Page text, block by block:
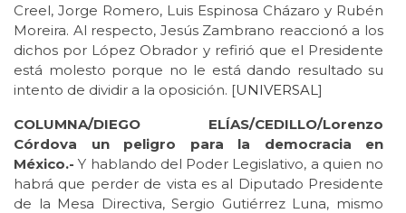
Creel, Jorge Romero, Luis Espinosa Cházaro y Rubén
Moreira. Al respecto, Jesús Zambrano reaccionó a los
dichos por López Obrador y refirió que el Presidente
está molesto porque no le está dando resultado su
intento de dividir a la oposición. [UNIVERSAL ]
COLUMNA/DIEGO ELÍAS/CEDILLO/Lorenzo
Córdova un peligro para la democracia en
México.- Y hablando del Poder Legislativo, a quien no
habrá que perder de vista es al Diputado Presidente
de la Mesa Directiva, Sergio Gutiérrez Luna, mismo